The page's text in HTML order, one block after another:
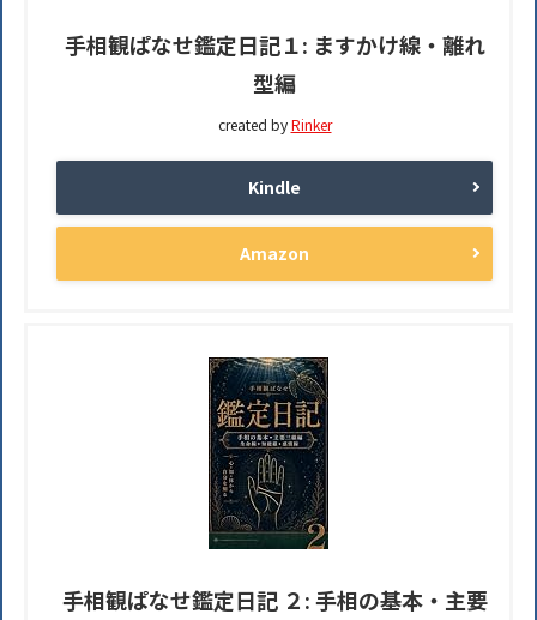
手相観ぱなせ鑑定日記１: ますかけ線・離れ
型編
created byRinker
Kindle
Amazon
手相観ぱなせ鑑定日記 ２: 手相の基本・主要